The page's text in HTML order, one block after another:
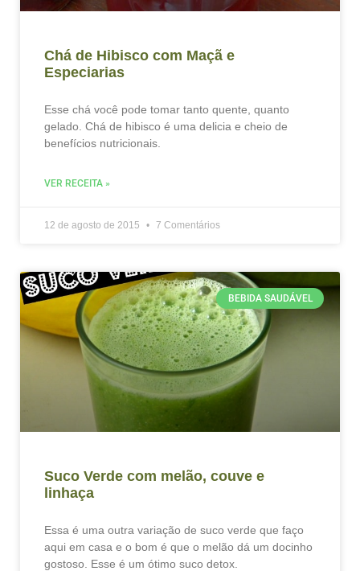
Chá de Hibisco com Maçã e
Especiarias
Esse chá você pode tomar tanto quente, quanto
gelado. Chá de hibisco é uma delicia e cheio de
benefícios nutricionais.
VER RECEITA »
12 de agosto de 2015 7 Comentários
BEBIDA SAUDÁVEL
Suco Verde com melão, couve e
linhaça
Essa é uma outra variação de suco verde que faço
aqui em casa e o bom é que o melão dá um docinho
gostoso. Esse é um ótimo suco detox.